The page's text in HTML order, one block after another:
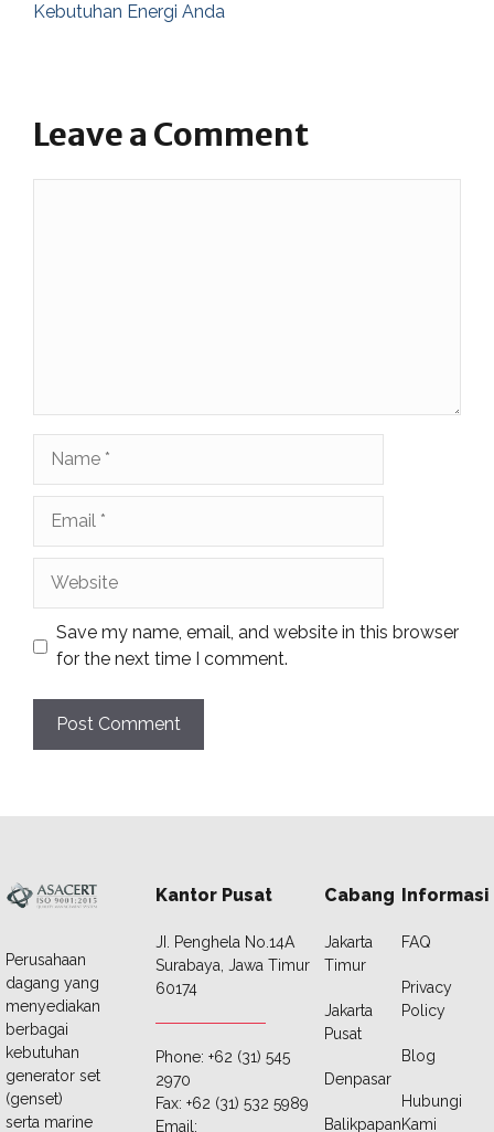
Kebutuhan Energi Anda
Leave a Comment
Save my name, email, and website in this browser
for the next time I comment.
Perusahaan
dagang yang
menyediakan
berbagai
kebutuhan
generator set
(genset)
serta marine
Kantor Pusat
JI. Penghela No.14A
Surabaya, Jawa Timur
60174
Phone: +62 (31) 545
2970
Fax: +62 (31) 532 5989
Email:
Cabang
Jakarta
Timur
Jakarta
Pusat
Denpasar
Balikpapan
Informasi
FAQ
Privacy
Policy
Blog
Hubungi
Kami